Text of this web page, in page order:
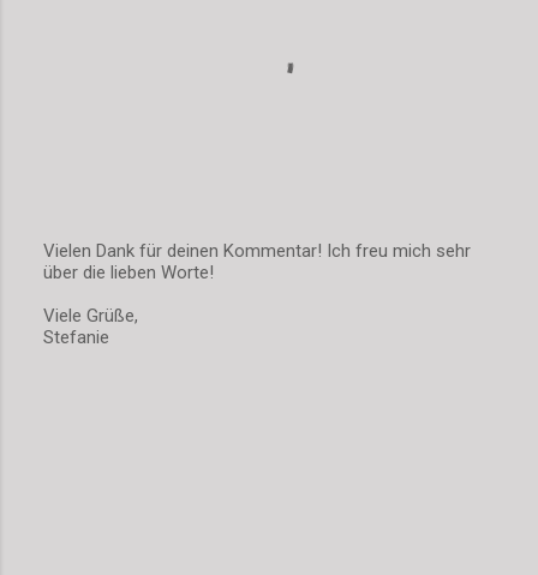
K
m
m
Vielen Dank für deinen Kommentar! Ich freu mich sehr
über die lieben Worte!
Viele Grüße,
Stefanie